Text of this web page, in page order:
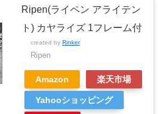
Ripen(ライペン アライテン
ト) カヤライズ 1フレーム付
created by Rinker
Ripen
Amazon 楽天市場
Yahooショッピング